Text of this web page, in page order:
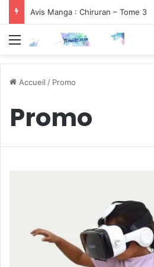
Avis Manga : Chiruran – Tome 3
Menu
Accueil / Promo
Promo